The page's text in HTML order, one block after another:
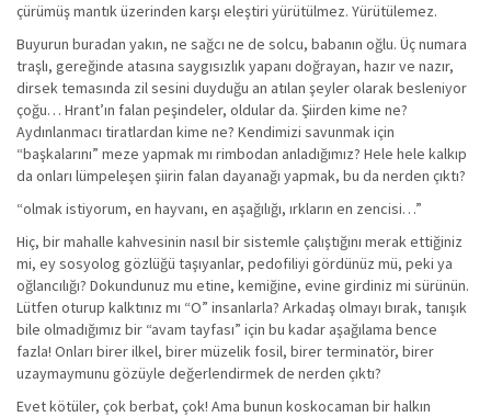
çürümüş mantık üzerinden karşı eleştiri yürütülmez. Yürütülemez.
Buyurun buradan yakın, ne sağcı ne de solcu, babanın oğlu. Üç numara
traşlı, gereğinde atasına saygısızlık yapanı doğrayan, hazır ve nazır,
dirsek temasında zil sesini duyduğu an atılan şeyler olarak besleniyor
çoğu… Hrant’ın falan peşindeler, oldular da. Şiirden kime ne?
Aydınlanmacı tiratlardan kime ne? Kendimizi savunmak için
“başkalarını” meze yapmak mı rimbodan anladığımız? Hele hele kalkıp
da onları lümpeleşen şiirin falan dayanağı yapmak, bu da nerden çıktı?
“olmak istiyorum, en hayvanı, en aşağılığı, ırkların en zencisi…”
Hiç, bir mahalle kahvesinin nasıl bir sistemle çalıştığını merak ettiğiniz
mi, ey sosyolog gözlüğü taşıyanlar, pedofiliyi gördünüz mü, peki ya
oğlancılığı? Dokundunuz mu etine, kemiğine, evine girdiniz mi sürünün.
Lütfen oturup kalktınız mı “O” insanlarla? Arkadaş olmayı bırak, tanışık
bile olmadığımız bir “avam tayfası” için bu kadar aşağılama bence
fazla! Onları birer ilkel, birer müzelik fosil, birer terminatör, birer
uzaymaymunu gözüyle değerlendirmek de nerden çıktı?
Evet kötüler, çok berbat, çok! Ama bunun koskocaman bir halkın